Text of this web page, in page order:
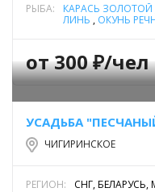
РЫБА:
КАРАСЬ ЗОЛОТОЙ
ЛИНЬ , ОКУНЬ
от 300 ₽/чел
УСАДЬБА
ЧИГИРИНСКОЕ
РЕГИОН: СНГ,